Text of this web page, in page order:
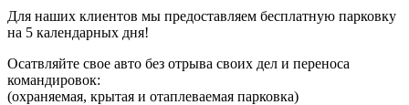
Для наших клиентов мы предоставляем бесплатную парковку
на 5 календарных дня!
Осатвляйте свое авто без отрыва своих дел и переноса
командировок:
(охраняемая, крытая и отаплеваемая парковка)